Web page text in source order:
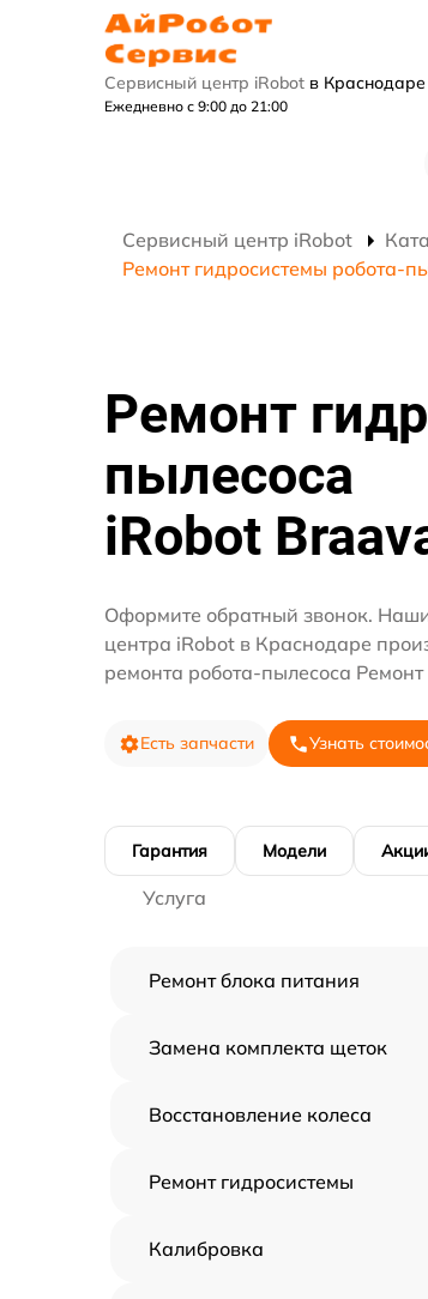
Сервисный центр iRobot в Краснодаре
Ежедневно с 9:00 до 21:00
Сервисный центр iRobot
Ремонт гидросистемы робота-
Ремонт
пылесоса
iRobot
Оформите обратный звонок.
центра iRobot в Краснодаре
ремонта робота-пылесоса
Есть запчасти Узнать
Гарантия Модели
Услуга
Ремонт блока питания
Замена комплекта щеток
Восстановление колеса
Ремонт гидросистемы
Калибровка